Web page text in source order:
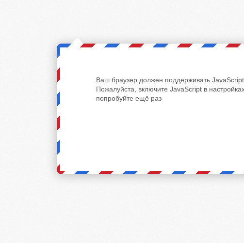
Ваш браузер должен поддерживать
Пожалуйста, включите JavaScript в
попробуйте ещё раз